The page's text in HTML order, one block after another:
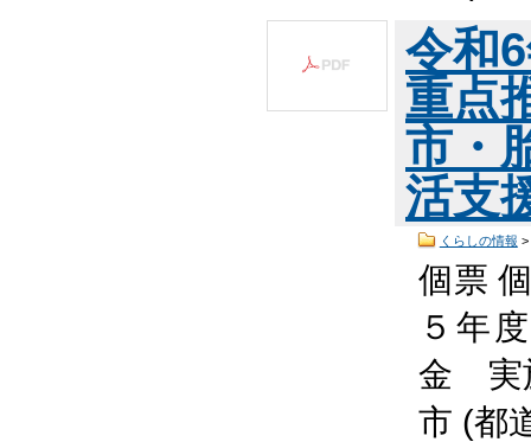
令和
重点
市・
活支
くらしの情報 >
個票
５年
金 実
市 (都